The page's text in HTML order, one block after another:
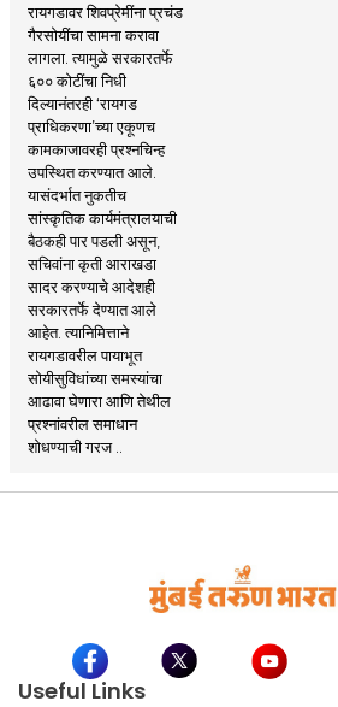
रायगडावर शिवप्रेमींना प्रचंड
गैरसोयींचा सामना करावा
लागला. त्यामुळे सरकारतर्फे
६०० कोटींचा निधी
दिल्यानंतरही ‘रायगड
प्राधिकरणा’च्या एकूणच
कामकाजावरही प्रश्नचिन्ह
उपस्थित करण्यात आले.
यासंदर्भात नुकतीच
सांस्कृतिक कार्यमंत्रालयाची
बैठकही पार पडली असून,
सचिवांना कृती आराखडा
सादर करण्याचे आदेशही
सरकारतर्फे देण्यात आले
आहेत. त्यानिमित्ताने
रायगडावरील पायाभूत
सोयीसुविधांच्या समस्यांचा
आढावा घेणारा आणि तेथील
प्रश्नांवरील समाधान
शोधण्याची गरज ..
Useful Links